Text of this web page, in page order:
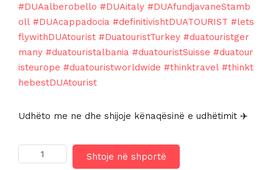
#DUAalberobello #DUAitaly #DUAfundjavaneStamb
oll #DUAcappadocia #definitivishtDUATOURIST #lets
flywithDUAtourist #DuatouristTurkey #duatouristger
many #duatouristalbania #duatouristSuisse #duatour
isteurope #duatouristworldwide #thinktravel #thinkt
hebestDUAtourist
Udhëto me ne dhe shijoje kënaqësinë e udhëtimit ✈️
Sasi
HOTEL
Shtoje në shportë